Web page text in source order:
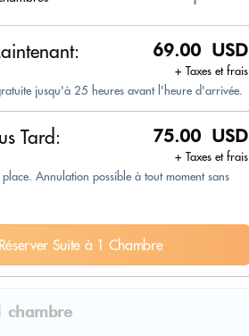
69.00 USD
+ Taxes et frais
jusqu'à 25 heures avant l'heure d'arrivée.
Tard: 75.00 USD
+ Taxes et frais
place. Annulation possible à tout moment sans
Réserver Suite à 1 Chambre
chambre